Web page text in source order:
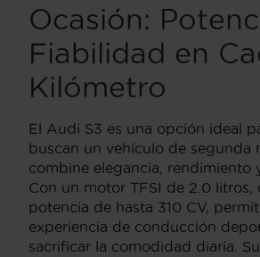
Ocasión:
Fiabilidad en
Kilómetro
El Audi S3 es una opción ideal
buscan un vehículo de segunda
combine elegancia, rendimiento
Con un motor TFSI de 2.0 litros,
potencia de hasta 310 CV,
experiencia de conducción
sacrificar la comodidad diaria.